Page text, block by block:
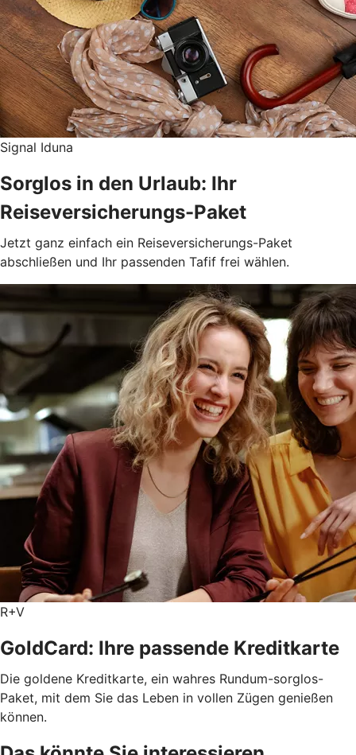
Signal Iduna
Sorglos in den Urlaub: Ihr
Reiseversicherungs-Paket
Jetzt ganz einfach ein Reiseversicherungs-Paket
abschließen und Ihr passenden Tafif frei wählen.
R+V
GoldCard: Ihre passende Kreditkarte
Die goldene Kreditkarte, ein wahres Rundum-sorglos-
Paket, mit dem Sie das Leben in vollen Zügen genießen
können.